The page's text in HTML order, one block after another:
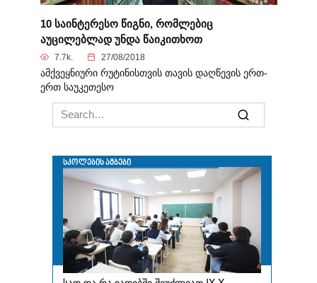
10 საინტერესო წიგნი, რომლებიც
აუცილებლად უნდა წაიკითხოთ
7.7k. 27/08/2018
ამქვეყნიური რუტინისთვის თავის დაღწევის ერთ-
ერთ საუკეთესო
Search
for: